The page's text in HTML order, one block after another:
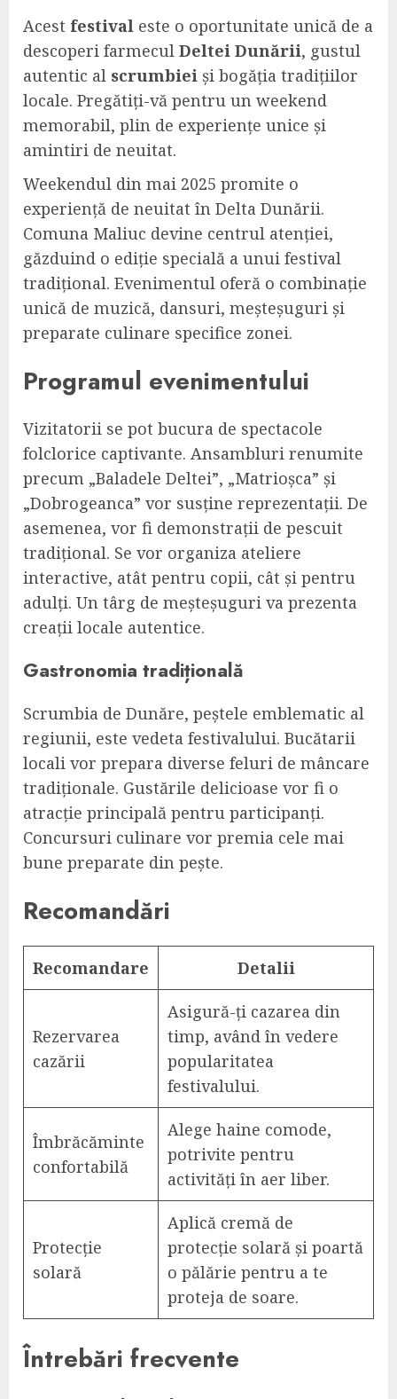
Acest festival este o oportunitate unică de a
descoperi farmecul Deltei Dunării, gustul
autentic al scrumbiei și bogăția tradițiilor
locale. Pregătiți-vă pentru un weekend
memorabil, plin de experiențe unice și
amintiri de neuitat.
Weekendul din mai 2025 promite o
experiență de neuitat în Delta Dunării.
Comuna Maliuc devine centrul atenției,
găzduind o ediție specială a unui festival
tradițional. Evenimentul oferă o combinație
unică de muzică, dansuri, meșteșuguri și
preparate culinare specifice zonei.
Programul evenimentului
Vizitatorii se pot bucura de spectacole
folclorice captivante. Ansambluri renumite
precum „Baladele Deltei”, „Matrioșca” și
„Dobrogeanca” vor susține reprezentații. De
asemenea, vor fi demonstrații de pescuit
tradițional. Se vor organiza ateliere
interactive, atât pentru copii, cât și pentru
adulți. Un târg de meșteșuguri va prezenta
creații locale autentice.
Gastronomia tradițională
Scrumbia de Dunăre, peștele emblematic al
regiunii, este vedeta festivalului. Bucătarii
locali vor prepara diverse feluri de mâncare
tradiționale. Gustările delicioase vor fi o
atracție principală pentru participanți.
Concursuri culinare vor premia cele mai
bune preparate din pește.
Recomandări
Recomandare Detalii
Rezervarea
cazării
Asigură-ți cazarea din
timp, având în vedere
popularitatea
festivalului.
Îmbrăcăminte
confortabilă
Alege haine comode,
potrivite pentru
activități în aer liber.
Protecție
solară
Aplică cremă de
protecție solară și poartă
o pălărie pentru a te
proteja de soare.
Întrebări frecvente